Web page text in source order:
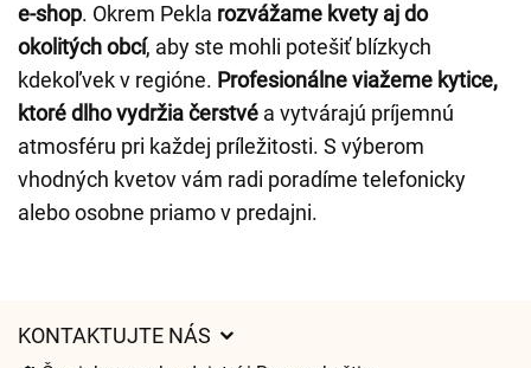
e-shop. Okrem Pekla rozvážame kvety aj do
okolitých obcí, aby ste mohli potešiť blízkych
kdekoľvek v regióne. Profesionálne viažeme kytice,
ktoré dlho vydržia čerstvé a vytvárajú príjemnú
atmosféru pri každej príležitosti. S výberom
vhodných kvetov vám radi poradíme telefonicky
alebo osobne priamo v predajni.
KONTAKTUJTE NÁS